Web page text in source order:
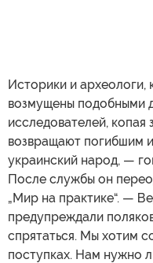
Историки и археологи,
возмущены подобными
исследователей, копая
возвращают погибшим
украинский народ, —
После службы он
„Мир на практике“. —
предупреждали
спрятаться. Мы хотим
поступках. Нам нужно